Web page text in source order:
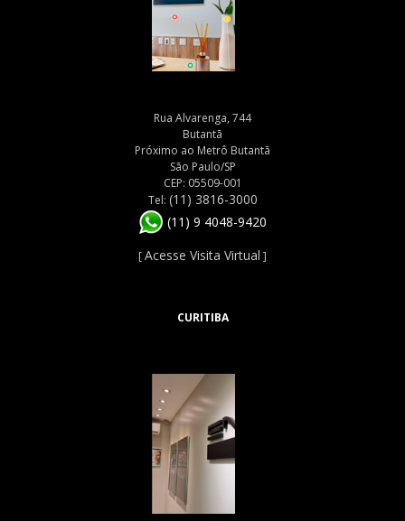
Rua Alvarenga, 744
Butantã
Próximo ao Metrô Butantã
São Paulo/SP
CEP: 05509-001
Tel: (11) 3816-3000
(11) 9 4048-9420
[Acesse Visita Virtual ]
CURITIBA